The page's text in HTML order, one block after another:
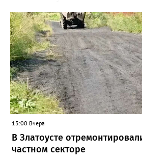
Челябинском УФАС. Антимонопольная
решение включить ООО «ПИАЛ» в
поставщиков. В чёрном списке
года.
13:00 Вчера
В Златоусте
частном секторе